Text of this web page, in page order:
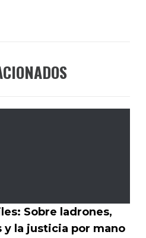
Sobre ladrones,
la justicia por mano